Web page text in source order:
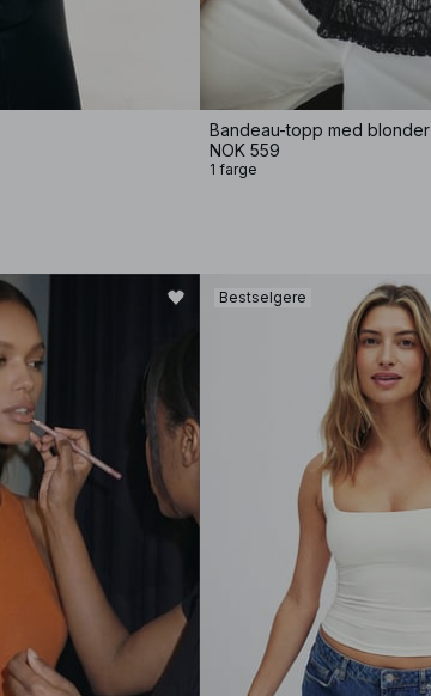
Bandeau-topp med blonder
NOK 559
1 farge
Bestselgere